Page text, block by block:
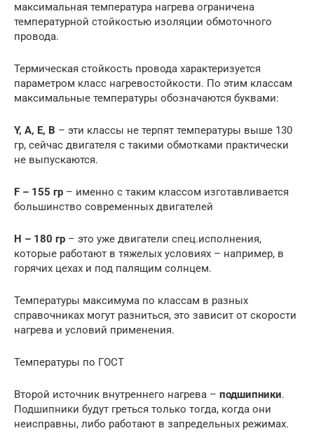
максимальная температура нагрева ограничена
температурной стойкостью изоляции обмоточного
провода.
Термическая стойкость провода характеризуется
параметром класс нагревостойкости. По этим классам
максимальные температуры обозначаются буквами:
Y, A, E, B – эти классы не терпят температуры выше 130
гр, сейчас двигателя с такими обмотками практически
не выпускаются.
F – 155 гр – именно с таким классом изготавливается
большинство современных двигателей
Н – 180 гр – это уже двигатели спец.исполнения,
которые работают в тяжелых условиях – например, в
горячих цехах и под палящим солнцем.
Температуры максимума по классам в разных
справочниках могут разниться, это зависит от скорости
нагрева и условий применения.
Температуры по ГОСТ
Второй источник внутреннего нагрева – подшипники.
Подшипники будут греться только тогда, когда они
неисправны, либо работают в запредельных режимах.